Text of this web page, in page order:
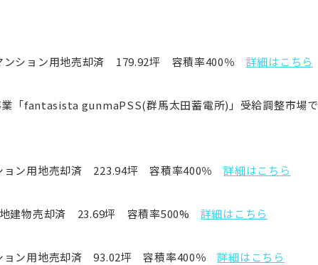
ンション用地売却済 179.92坪 容積率400％ 詳細はこちら
「fantasista gunmaPSS(群馬太田蓄電所)」受給調整市場
ョン用地売却済 223.94坪 容積率400％ 詳細はこちら
建物売却済 23.69坪 容積率500% 詳細はこちら
ョン用地売却済 93.02坪 容積率400％ 詳細はこちら